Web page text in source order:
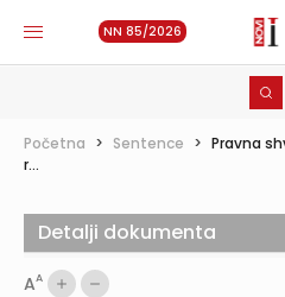
NN 85/2026
Početna > Sentence > Pravna
r...
AA
Detalji dokumenta